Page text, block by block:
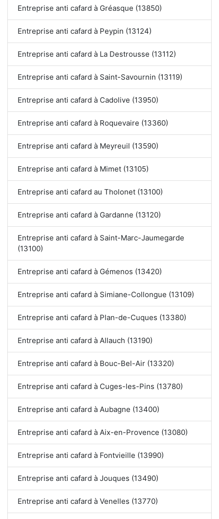
Entreprise anti cafard à Gréasque (13850)
Entreprise anti cafard à Peypin (13124)
Entreprise anti cafard à La Destrousse (13112)
Entreprise anti cafard à Saint-Savournin (13119)
Entreprise anti cafard à Cadolive (13950)
Entreprise anti cafard à Roquevaire (13360)
Entreprise anti cafard à Meyreuil (13590)
Entreprise anti cafard à Mimet (13105)
Entreprise anti cafard au Tholonet (13100)
Entreprise anti cafard à Gardanne (13120)
Entreprise anti cafard à Saint-Marc-Jaumegarde
(13100)
Entreprise anti cafard à Gémenos (13420)
Entreprise anti cafard à Simiane-Collongue (13109)
Entreprise anti cafard à Plan-de-Cuques (13380)
Entreprise anti cafard à Allauch (13190)
Entreprise anti cafard à Bouc-Bel-Air (13320)
Entreprise anti cafard à Cuges-les-Pins (13780)
Entreprise anti cafard à Aubagne (13400)
Entreprise anti cafard à Aix-en-Provence (13080)
Entreprise anti cafard à Fontvieille (13990)
Entreprise anti cafard à Jouques (13490)
Entreprise anti cafard à Venelles (13770)